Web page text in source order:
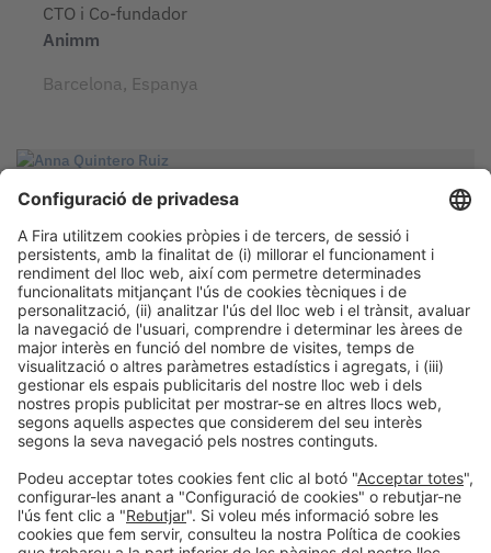
CTO i Co-fundador
Animm
Barcelona, Espanya
Anna Quintero Ruiz
CEO i Co-fundadora
Ommnio
Cerdanyola del Vallès, Espanya
MODERADOR
Bàrbara Mayoral Santamaria
Tècnica d’Innovació